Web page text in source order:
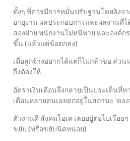
ทั้งๆ ที่ควรมีการหมั่นปรับฐานโดยอิงจ
อายุงาน ผลประกอบการและผลงานที่
สองฝ่าย พนักงานไม่หนีหาย และองค์
ขึ้น (แล้วแต่ข้อตกลง)
เมื่อลูกจ้างอยากได้แต่ก็ไม่กล้าขอ ส่วน
ถึงต้องให้
อัตราเงินเดือนจึงกลายเป็นประเด็นที่ห
เดือนหลายคนเลยตกอยู่ในสถานะ ‘ดอง’
ตัวงานดี สังคมโอเค เลยอยู่ต่อไปเรื่อย
ขยับ (หรือขยับนิดหน่อย)